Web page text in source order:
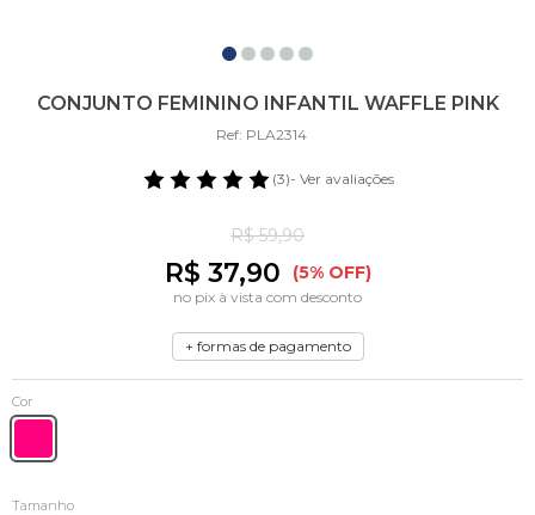
CONJUNTO FEMININO INFANTIL WAFFLE PINK
Ref: PLA2314
(3)- Ver avaliações
R$ 59,90
R$ 37,90 (5% OFF)
no pix à vista com desconto
+ formas de pagamento
Cor
Tamanho